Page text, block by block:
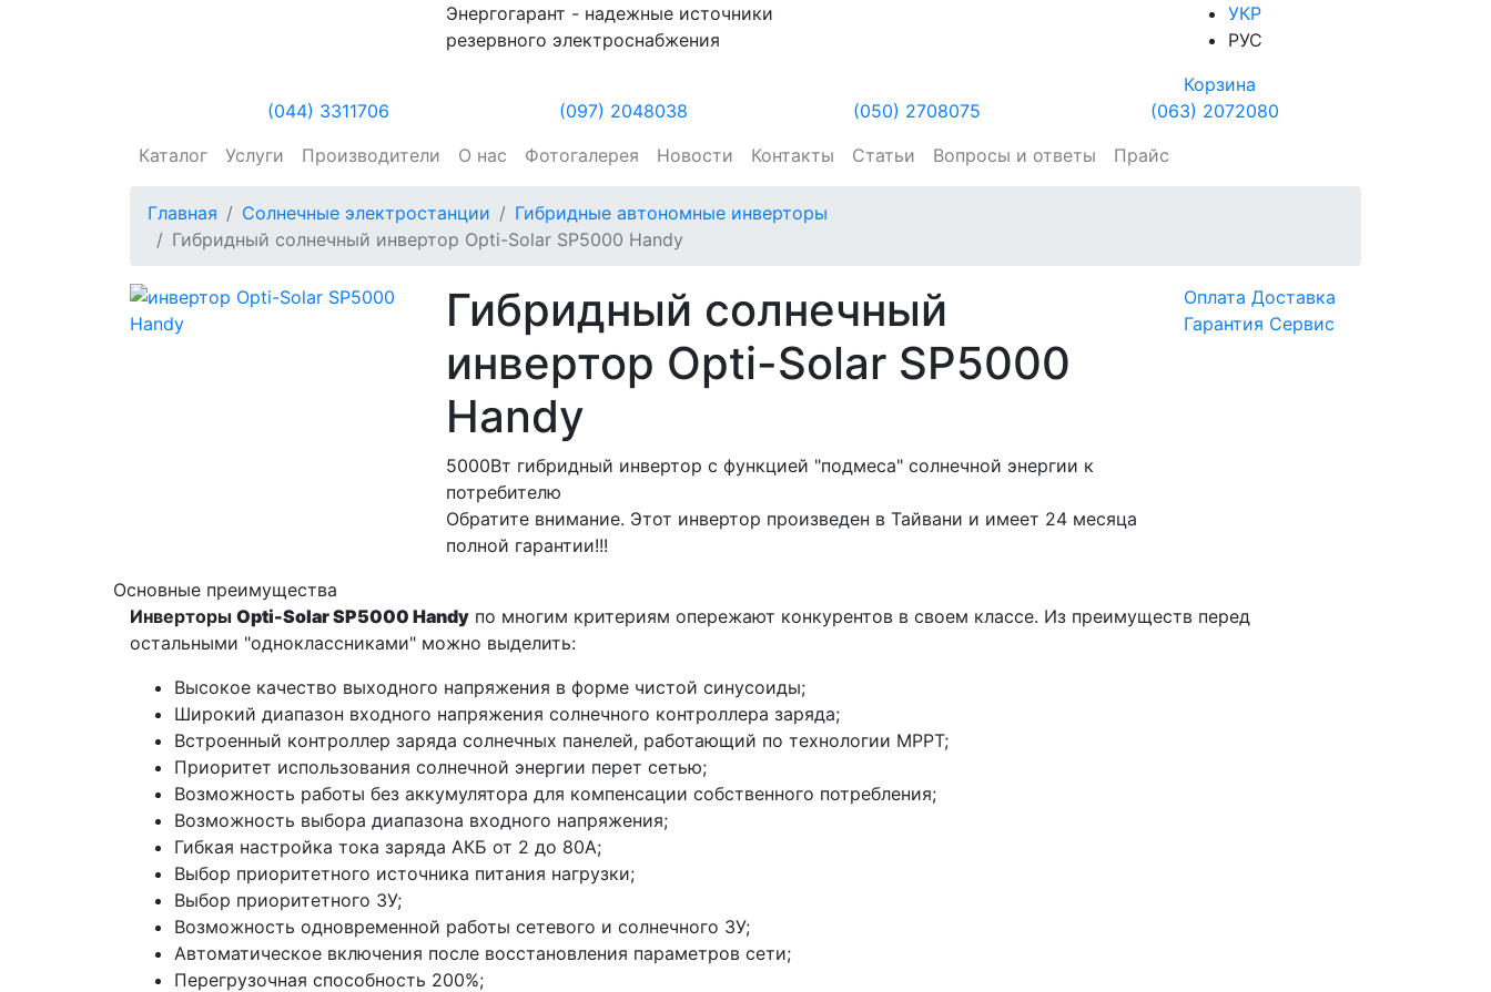
Энергогарант - надежные источники
резервного электроснабжения
УКР
РУС
Корзина
(044) 3311706
(097) 2048038 (050) 2708075
(063) 2072080
Каталог
Услуги Производители О нас Фотогалерея Новости Контакты Статьи Вопросы и ответы Прайс
Главная Солнечные электростанции
Гибридные автономные инверторы
Гибридный солнечный инвертор Opti-Solar SP5000 Handy
Гибридный солнечный
инвертор Opti-Solar SP5000
Handy
5000Вт гибридный инвертор с функцией "подмеса" солнечной энергии к
потребителю
Обратите внимание. Этот инвертор произведен в Тайвани и имеет 24 месяца
полной гарантии!!!
Оплата Доставка
Гарантия Сервис
Основные преимущества
Инверторы Opti-Solar SP5000 Handy по многим критериям опережают конкурентов в своем классе. Из преимуществ перед
остальными "одноклассниками" можно выделить:
Высокое качество выходного напряжения в форме чистой синусоиды;
Широкий диапазон входного напряжения солнечного контроллера заряда;
Встроенный контроллер заряда солнечных панелей, работающий по технологии МРРТ;
Приоритет использования солнечной энергии перет сетью;
Возможность работы без аккумулятора для компенсации собственного потребления;
Возможность выбора диапазона входного напряжения;
Гибкая настройка тока заряда АКБ от 2 до 80А;
Выбор приоритетного источника питания нагрузки;
Выбор приоритетного ЗУ;
Возможность одновременной работы сетевого и солнечного ЗУ;
Автоматическое включения после восстановления параметров сети;
Перегрузочная способность 200%;